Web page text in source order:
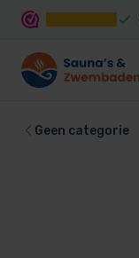
Geen categorie